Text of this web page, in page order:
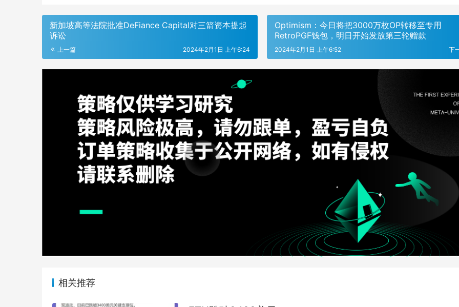
新加坡高等法院批准DeFiance Capital对三箭资本提起
诉讼
上一篇 2024年2月1日 上午6:24
Optimism：今日将把3000万枚OP转移至专用
RetroPGF钱包，明日开始发放第三轮赠款
下
2024年2月1日 上午6:52
相关推荐